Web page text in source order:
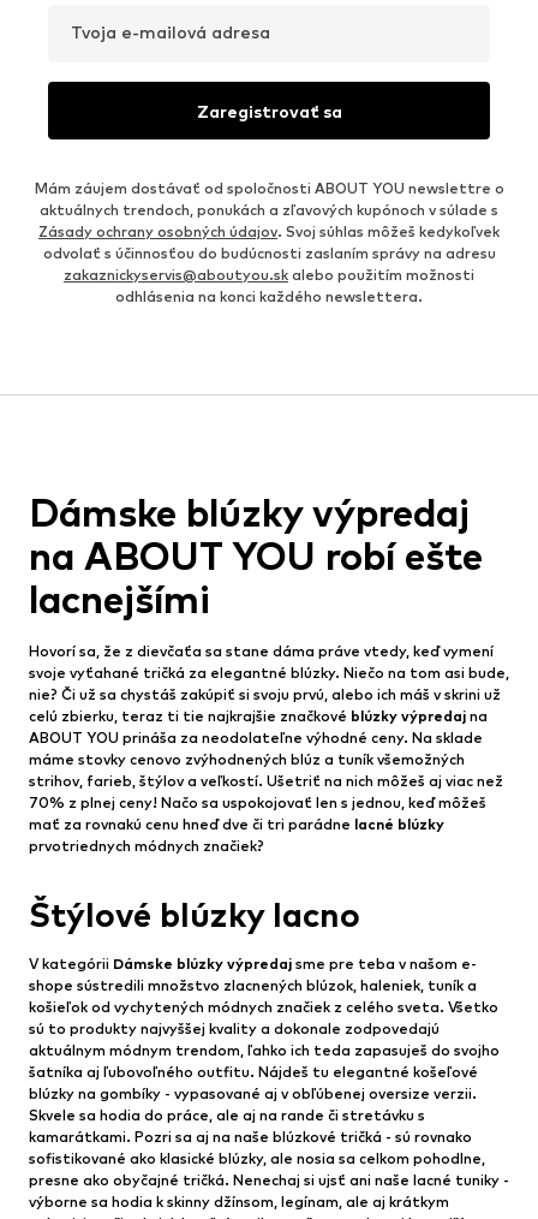
Tvoja e-mailová adresa
Zaregistrovať sa
Mám záujem dostávať od spoločnosti ABOUT YOU newslettre o
aktuálnych trendoch, ponukách a zľavových kupónoch v súlade s
Zásady ochrany osobných údajov. Svoj súhlas môžeš kedykoľvek
odvolať s účinnosťou do budúcnosti zaslaním správy na adresu
zakaznickyservis@aboutyou.sk alebo použitím možnosti
odhlásenia na konci každého newslettera.
Dámske blúzky výpredaj
na ABOUT YOU robí ešte
lacnejšími
Hovorí sa, že z dievčaťa sa stane dáma práve vtedy, keď vymení
svoje vyťahané tričká za elegantné blúzky. Niečo na tom asi bude,
nie? Či už sa chystáš zakúpiť si svoju prvú, alebo ich máš v skrini už
celú zbierku, teraz ti tie najkrajšie značkové blúzky výpredaj na
ABOUT YOU prináša za neodolateľne výhodné ceny. Na sklade
máme stovky cenovo zvýhodnených blúz a tuník všemožných
strihov, farieb, štýlov a veľkostí. Ušetriť na nich môžeš aj viac než
70% z plnej ceny! Načo sa uspokojovať len s jednou, keď môžeš
mať za rovnakú cenu hneď dve či tri parádne lacné blúzky
prvotriednych módnych značiek?
Štýlové blúzky lacno
V kategórii Dámske blúzky výpredaj sme pre teba v našom e-
shope sústredili množstvo zlacnených blúzok, haleniek, tuník a
košieľok od vychytených módnych značiek z celého sveta. Všetko
sú to produkty najvyššej kvality a dokonale zodpovedajú
aktuálnym módnym trendom, ľahko ich teda zapasuješ do svojho
šatníka aj ľubovoľného outfitu. Nájdeš tu elegantné košeľové
blúzky na gombíky - vypasované aj v obľúbenej oversize verzii.
Skvele sa hodia do práce, ale aj na rande či stretávku s
kamarátkami. Pozri sa aj na naše blúzkové tričká - sú rovnako
sofistikované ako klasické blúzky, ale nosia sa celkom pohodlne,
presne ako obyčajné tričká. Nenechaj si ujsť ani naše lacné tuniky -
výborne sa hodia k skinny džínsom, legínam, ale aj krátkym